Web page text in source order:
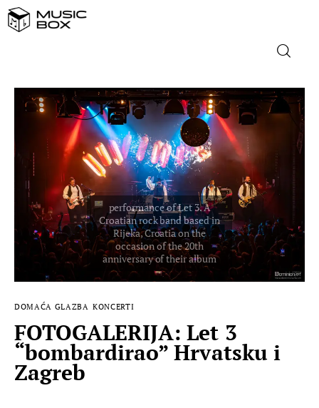
NASLOVNICA
DOMAĆA GLAZBA
STRANA GLAZBA
FILM
MUSIC BOX
DOMAĆA GLAZBA KONCERTI
FOTOGALERIJA: Let 3
“bombardirao” Hrvatsku i
Zagreb